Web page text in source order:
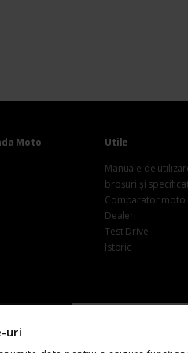
uri
Moto
Utile
Manuale de
broșuri și
Comparator moto
Dealeri
Test Drive
Istoric